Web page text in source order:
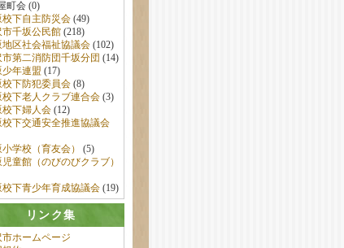
町会 (0)
校下自主防災会(49)
市千坂公民館(218)
地区社会福祉協議会(102)
市第二消防団千坂分団 (14)
少年連盟 (17)
校下防犯委員会(8)
校下老人クラブ連合会(3)
校下婦人会(12)
校下交通安全推進協議会
学校（育友会）
(5)
児童館（のびのびクラブ）
校下青少年育成協議会(19)
リンク集
市ホームページ